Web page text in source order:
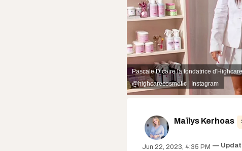
Pascale Dicaire la fondatrice
@highcarecosmetic | Instagram
Maïlys Kerhoas
Jun 22, 2023, 4:35 PM